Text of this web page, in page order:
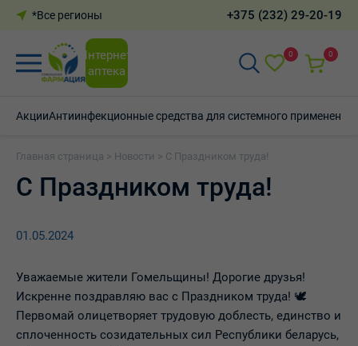
*Все регионы +375 (232) 29-20-19
Интернет-
аптека
0 0
АкцииАнтиинфекционные средства для системного применения
Главная страница > Новости > С Праздником труда!
С Праздником труда!
01.05.2024
Уважаемые жители Гомельщины! Дорогие друзья!
Искренне поздравляю вас с Праздником труда! 🕊
Первомай олицетворяет трудовую доблесть, единство и
сплоченность созидательных сил Республики беларусь,